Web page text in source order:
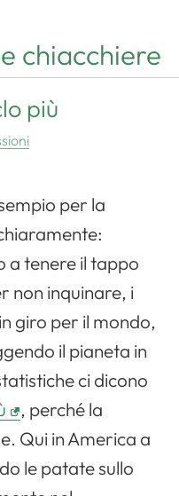
chiacchiere
più
per la
a tenere il tappo
non inquinare, i
giro per il mondo,
il pianeta in
ci dicono
, perché la
Qui in America a
le patate sullo